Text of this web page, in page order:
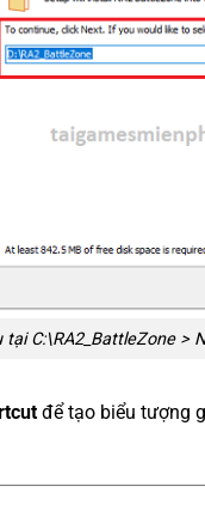
tại C:\RA2_BattleZone >
để tạo biểu tượng